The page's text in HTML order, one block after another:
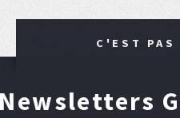
C'EST
Newsletters